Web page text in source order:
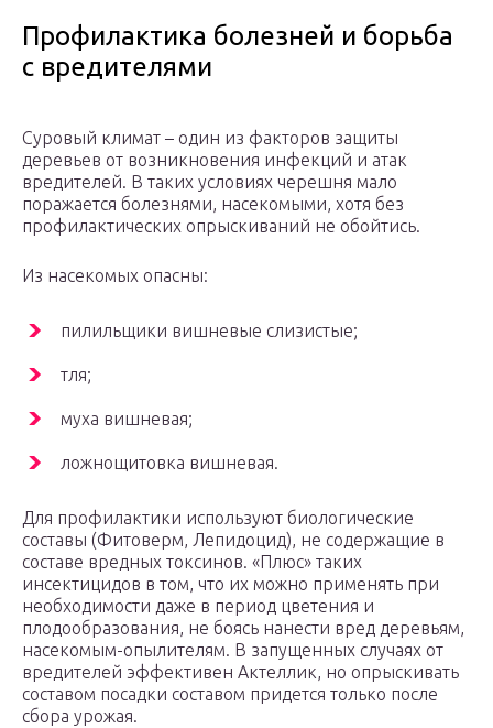
Профилактика болезней и борьба
с вредителями
Суровый климат – один из факторов защиты
деревьев от возникновения инфекций и атак
вредителей. В таких условиях черешня мало
поражается болезнями, насекомыми, хотя без
профилактических опрыскиваний не обойтись.
Из насекомых опасны:
пилильщики вишневые слизистые;
тля;
муха вишневая;
ложнощитовка вишневая.
Для профилактики используют биологические
составы (Фитоверм, Лепидоцид), не содержащие в
составе вредных токсинов. «Плюс» таких
инсектицидов в том, что их можно применять при
необходимости даже в период цветения и
плодообразования, не боясь нанести вред деревьям,
насекомым-опылителям. В запущенных случаях от
вредителей эффективен Актеллик, но опрыскивать
составом посадки составом придется только после
сбора урожая.